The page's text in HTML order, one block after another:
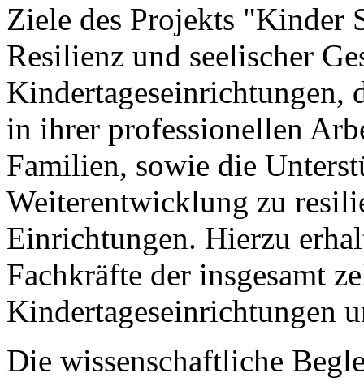
Ziele des Projekts "Kinder
Resilienz und seelischer
Kindertageseinrichtungen,
in ihrer professionellen
Familien, sowie die
Weiterentwicklung zu
Einrichtungen. Hierzu
Fachkräfte der insgesamt
Kindertageseinrichtungen
Die wissenschaftliche